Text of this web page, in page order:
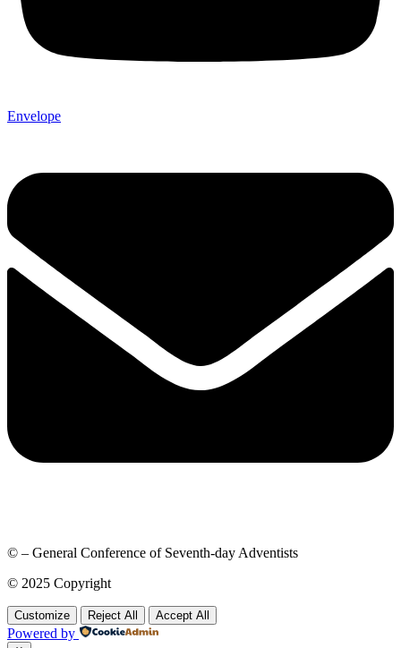
Envelope
© – General Conference of Seventh-day Adventists
© 2025 Copyright
Customize Reject All Accept All
Powered by